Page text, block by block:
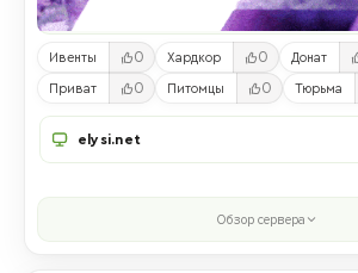
Ивенты 0 Хардкор 0 Донат
Приват 0 Питомцы 0 Тюрьма
elysi.net
Обзор сервера